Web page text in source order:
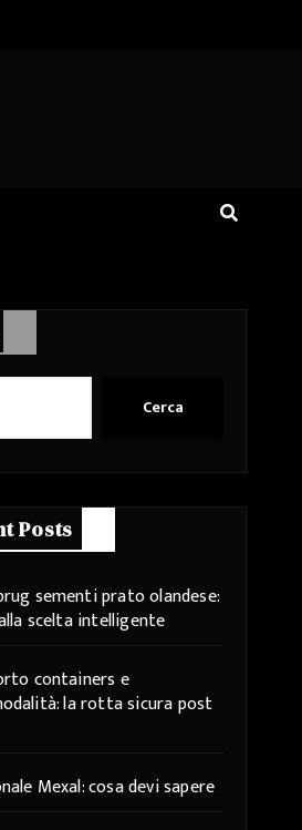
Cerca
Posts
sementi prato olandese:
scelta intelligente
containers e
la rotta sicura post
Mexal: cosa devi sapere